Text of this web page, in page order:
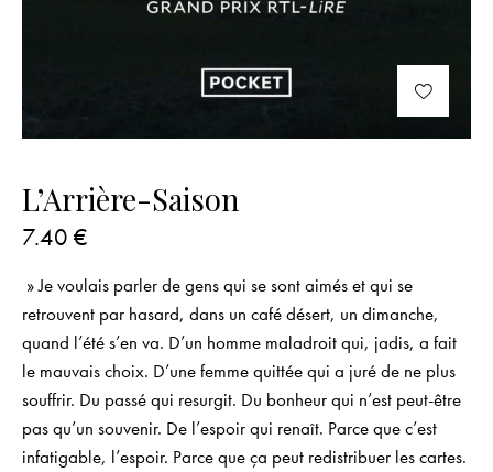
L’Arrière-Saison
7.40 €
» Je voulais parler de gens qui se sont aimés et qui se
retrouvent par hasard, dans un café désert, un dimanche,
quand l’été s’en va. D’un homme maladroit qui, jadis, a fait
le mauvais choix. D’une femme quittée qui a juré de ne plus
souffrir. Du passé qui resurgit. Du bonheur qui n’est peut-être
pas qu’un souvenir. De l’espoir qui renaît. Parce que c’est
infatigable, l’espoir. Parce que ça peut redistribuer les cartes.